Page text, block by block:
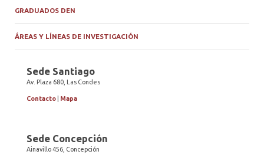
GRADUADOS DEN
ÁREAS Y LÍNEAS DE INVESTIGACIÓN
Sede Santiago
Av. Plaza 680, Las Condes
Contacto Mapa
Sede Concepción
Ainavillo 456, Concepción